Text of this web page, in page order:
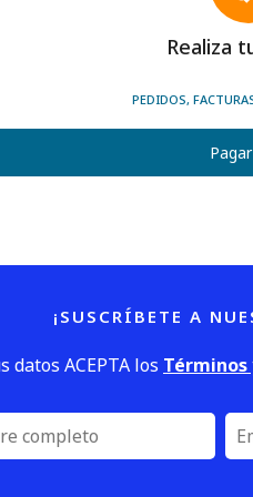
Realiza
PEDIDOS,
¡SUSCRÍBETE A
datos ACEPTA los Términos